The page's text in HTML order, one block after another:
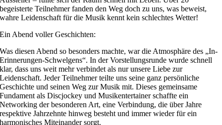
begeisterte Teilnehmer fanden den Weg doch zu uns, was beweist,
wahre Leidenschaft für die Musik kennt kein schlechtes Wetter!
Ein Abend voller Geschichten:
Was diesen Abend so besonders machte, war die Atmosphäre des „In-
Erinnerungen-Schwelgens“. In der Vorstellungsrunde wurde schnell
klar, dass uns weit mehr verbindet als nur unsere Liebe zur
Leidenschaft. Jeder Teilnehmer teilte uns seine ganz persönliche
Geschichte und seinen Weg zur Musik mit. Dieses gemeinsame
Fundament als Discjockey und Musikentertainer schaffte ein
Networking der besonderen Art, eine Verbindung, die über Jahre
respektive Jahrzehnte hinweg besteht und immer wieder für ein
harmonisches Miteinander sorgt.